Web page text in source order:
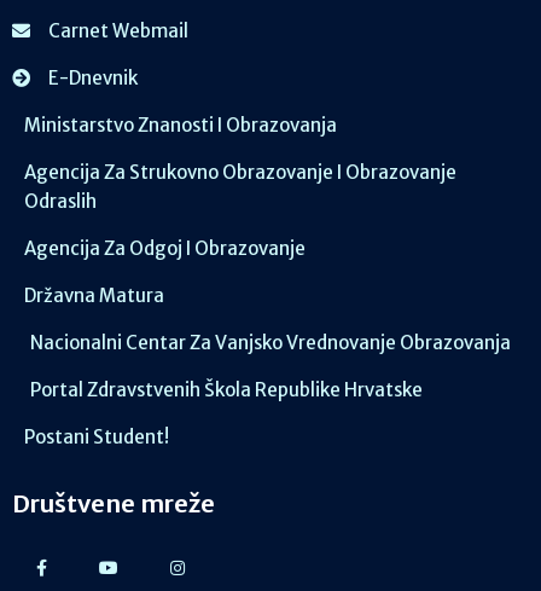
Carnet Webmail
E-Dnevnik
Ministarstvo Znanosti I Obrazovanja
Agencija Za Strukovno Obrazovanje I Obrazovanje
Odraslih
Agencija Za Odgoj I Obrazovanje
Državna Matura
Nacionalni Centar Za Vanjsko Vrednovanje Obrazovanja
Portal Zdravstvenih Škola Republike Hrvatske
Postani Student!
Društvene mreže